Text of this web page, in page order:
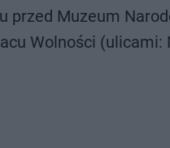
przed Muzeum
Wolności (ulicami: